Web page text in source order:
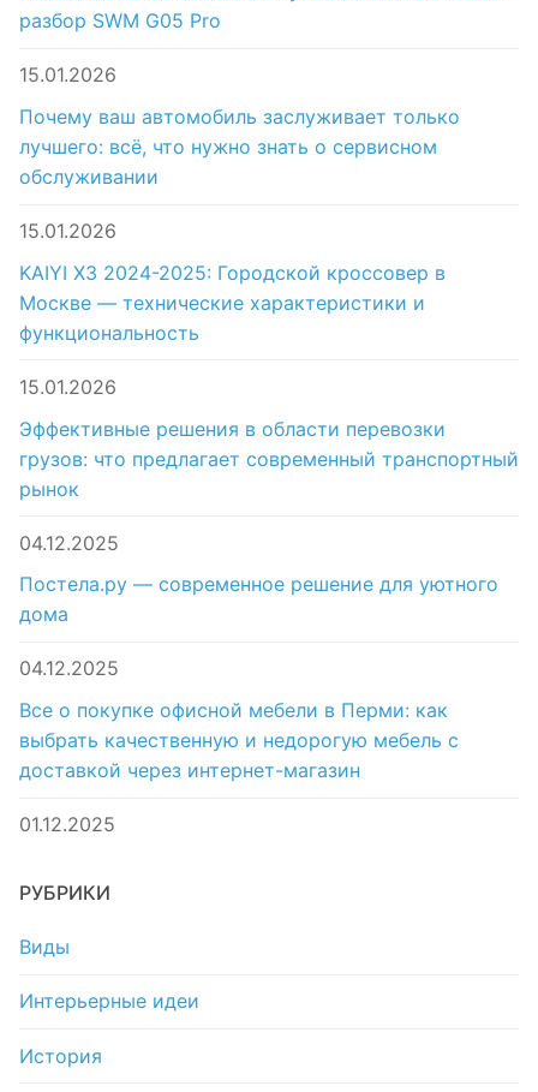
разбор SWM G05 Pro
15.01.2026
Почему ваш автомобиль заслуживает только
лучшего: всё, что нужно знать о сервисном
обслуживании
15.01.2026
KAIYI X3 2024-2025: Городской кроссовер в
Москве — технические характеристики и
функциональность
15.01.2026
Эффективные решения в области перевозки
грузов: что предлагает современный транспортный
рынок
04.12.2025
Постела.ру — современное решение для уютного
дома
04.12.2025
Все о покупке офисной мебели в Перми: как
выбрать качественную и недорогую мебель с
доставкой через интернет-магазин
01.12.2025
РУБРИКИ
Виды
Интерьерные идеи
История